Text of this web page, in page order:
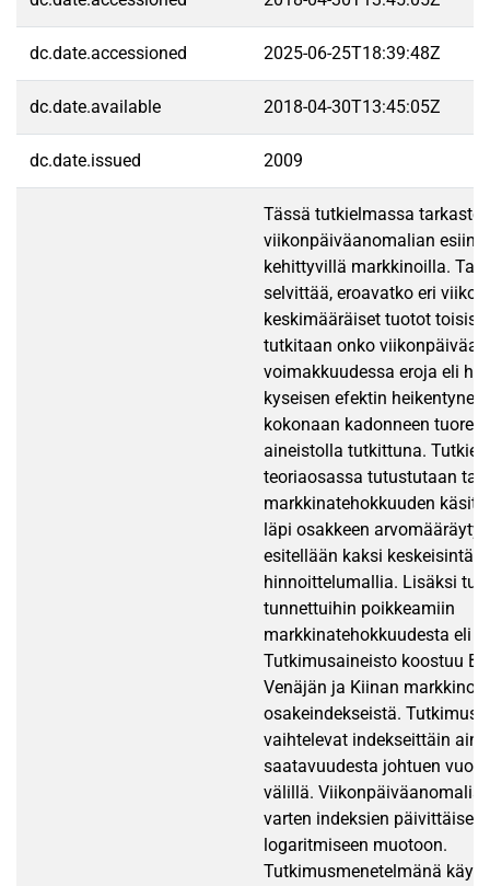
dc.date.accessioned 2025-06-25T18:39:48Z
dc.date.available 2018-04-30T13:45:05Z
dc.date.issued 2009
Tässä tutkielmassa
viikonpäiväanomalian
kehittyvillä markkinoilla.
selvittää, eroavatko eri
keskimääräiset tuotot
tutkitaan onko
voimakkuudessa eroja eli
kyseisen efektin
kokonaan kadonneen
aineistolla tutkittuna.
teoriaosassa tutustutaan
markkinatehokkuuden
läpi osakkeen
esitellään kaksi keskeisintä
hinnoittelumallia. Lisäksi
tunnettuihin poikkeamiin
markkinatehokkuudesta eli
Tutkimusaineisto koostuu
Venäjän ja Kiinan
osakeindekseistä.
vaihtelevat indekseittäin
saatavuudesta johtuen
välillä.
varten indeksien päivittäiset
logaritmiseen muotoon.
Tutkimusmenetelmänä